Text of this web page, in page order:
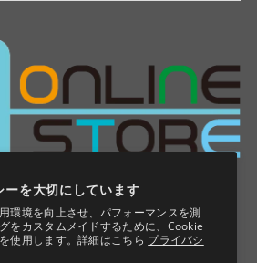
ーを大切にしています
環境を向上させ、パフォーマンスを測
をカスタムメイドするために、Cookie
使用します。詳細はこちら プライバシ